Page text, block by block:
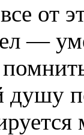
от
—